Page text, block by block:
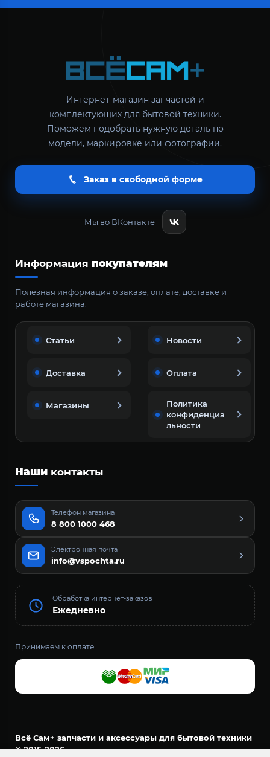
Интернет-магазин запчастей и
комплектующих для бытовой техники.
Поможем подобрать нужную деталь по
модели, маркировке или фотографии.
Заказ в свободной форме
Мы во ВКонтакте
Информация покупателям
Полезная информация о заказе, оплате, доставке и
работе магазина.
Статьи Новости
Доставка Оплата
Магазины
Политика
конфиденциа
льности
Наши контакты
Телефон магазина
8 800 1000 468
Электронная почта
info@vspochta.ru
Обработка интернет-заказов
Ежедневно
Принимаем к оплате
Всё Сам+ запчасти и аксессуары для бытовой техники
© 2015-2026